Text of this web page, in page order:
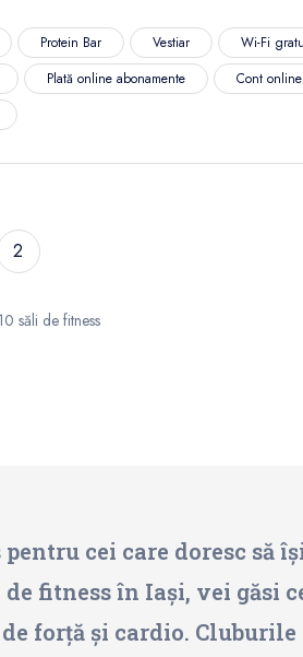
Protein Bar Vestiar
Wi-Fi
Plată online abonamente
Cont
2
săli de fitness
cei care doresc să
fitness în Iași, vei găsi
forță și cardio. Cluburile